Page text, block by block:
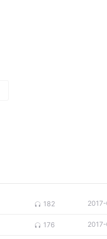
182
176